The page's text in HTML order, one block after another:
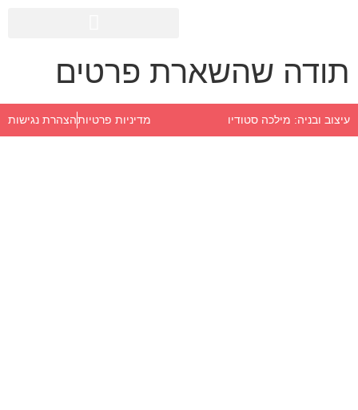
תודה שהשארת פרטים
עיצוב ובניה: מילכה סטודיו מדיניות פרטיותהצהרת נגישות